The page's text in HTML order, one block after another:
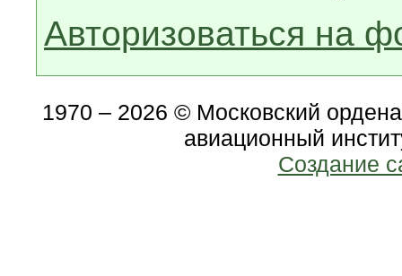
Авторизоваться на
1970 – 2026 © Московский
авиационный
Создание